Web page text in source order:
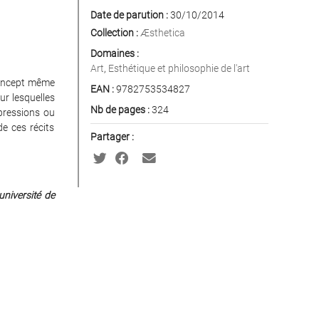
même
lesquelles
ou
ces récits
de
Date de parution :30/10/2014
Collection : Æsthetica
Domaines :
Art, Esthétique et philosophie de l'art
EAN :9782753534827
Nb de pages :324
Partager :